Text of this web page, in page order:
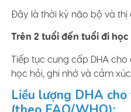
Đây là thời kỳ não bộ và
Trên 2 tuổi đến tuổi đi học
Tiếp tục cung cấp DHA
học hỏi, ghi nhớ và cảm
Liều lượng DHA